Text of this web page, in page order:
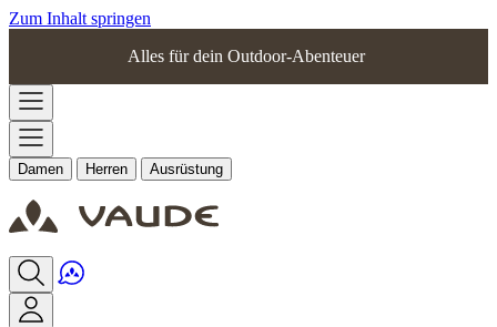
Zum Inhalt springen
Alles für dein Outdoor-Abenteuer
Damen Herren Ausrüstung